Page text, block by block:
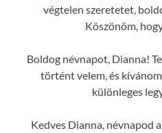
végtelen szeretetet,
Köszönöm,
Boldog névnapot, Dianna!
történt velem, és
különleges
Kedves Dianna, névnapod